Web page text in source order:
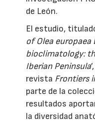
de León.
El estudio,
of Olea europaea
bioclimatology:
Iberian Peninsula
revista Frontiers
parte de la
resultados
la diversidad